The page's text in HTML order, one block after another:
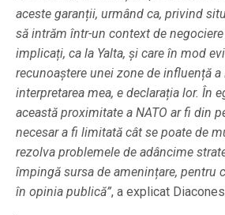
aceste garanții, urmând ca, privind
să intrăm într-un context de
implicați, ca la Yalta, și care în mod
recunoaștere unei zone de influență a
interpretarea mea, e declarația lor. În
această proximitate a NATO ar fi din
necesar a fi limitată cât se poate de
rezolva problemele de adâncime
împingă sursa de amenințare, pentru
în opinia publică”, a explicat